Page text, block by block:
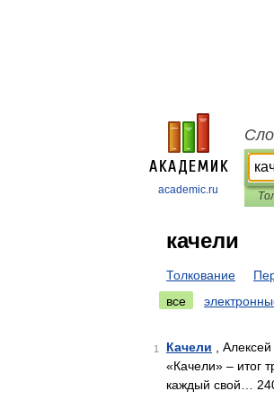
academic.ru
качели
Толкование
все
1 Качели ,
«Качели» – итог
каждый свой…